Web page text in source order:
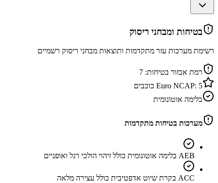
בטיחות ומבחני ריסוק
רשימת מערכות עזר מתקדמות ותוצאות מבחני ריסוק רשמיים
רמת אבזור בטיחות: 7
Euro NCAP: 5
כוכבים
בלימה אוטונומית
מערכות בטיחות מתקדמות
AEB בלימה אוטונומית כולל זיהוי הולכי רגל ואופניים
ACC בקרת שיוט אדפטיבית כולל עצירה מלאה